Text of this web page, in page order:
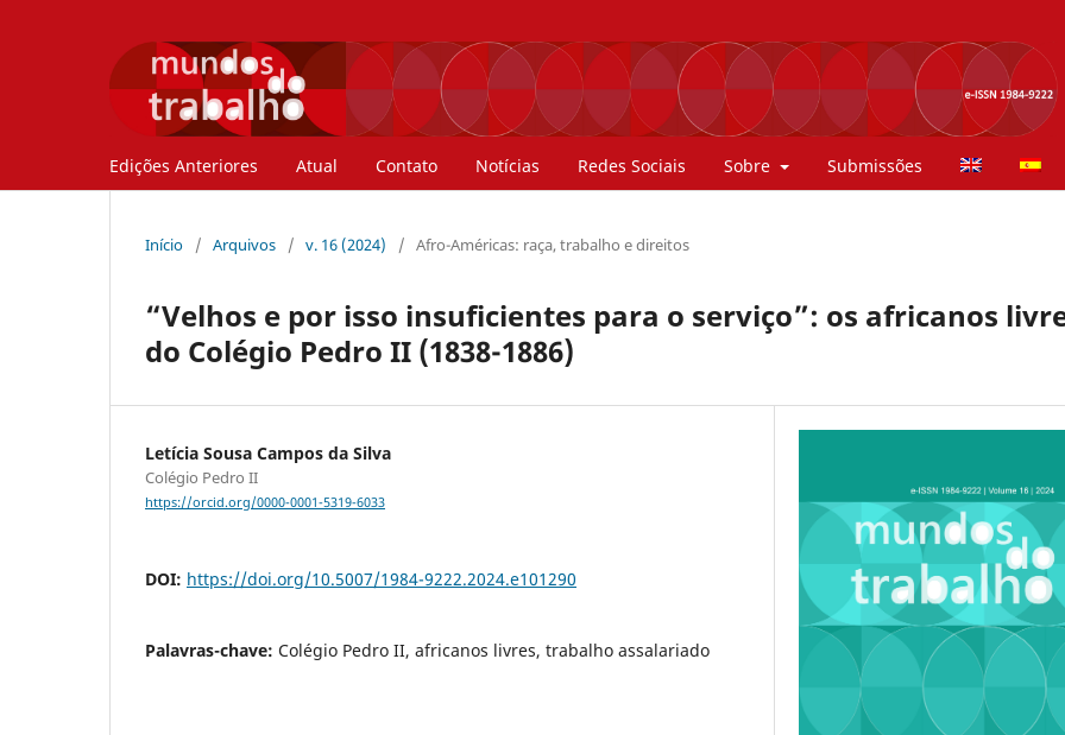
Edições Anteriores Atual Contato Notícias Redes Sociais Sobre Submissões
Início / Arquivos / v. 16 (2024) / Afro-Américas: raça, trabalho e direitos
“Velhos e por isso insuficientes para o serviço”: os africanos
do Colégio Pedro II (1838-1886)
Letícia Sousa Campos da Silva
Colégio Pedro II
https://orcid.org/0000-0001-5319-6033
DOI: https://doi.org/10.5007/1984-9222.2024.e101290
Palavras-chave: Colégio Pedro II, africanos livres, trabalho assalariado